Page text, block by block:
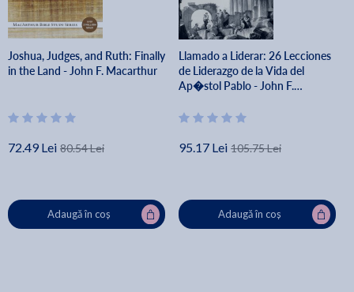
Joshua, Judges, and Ruth: Finally
in the Land - John F. Macarthur
72.49 Lei 80.54 Lei
Adaugă în coș
Llamado a Liderar: 26 Lecciones
de Liderazgo de la Vida del
Ap�stol Pablo - John F.
95.17 Lei 105.75 Lei
Adaugă în coș